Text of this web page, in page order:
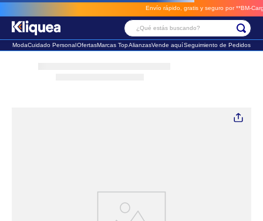
Envío rápido, gratis y seguro por **BM-Cargo**
¿Qué estás buscando?
ModaCuidado PersonalOfertasMarcas TopAlianzasVende aquíSeguimiento de Pedidos